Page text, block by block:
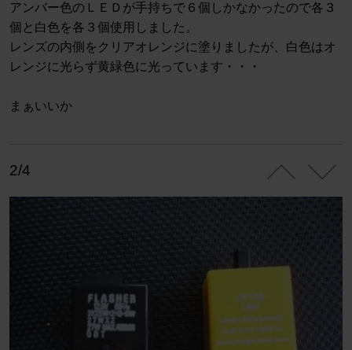
アンバー色のＬＥＤが手持ちで６個しかなかったので各３
個と白色を各３個使用しました。
レンズの内側をクリアオレンジに塗りましたが、白色はオ
レンジに光らず黄緑色に光っています・・・
まぁいいか
2/4